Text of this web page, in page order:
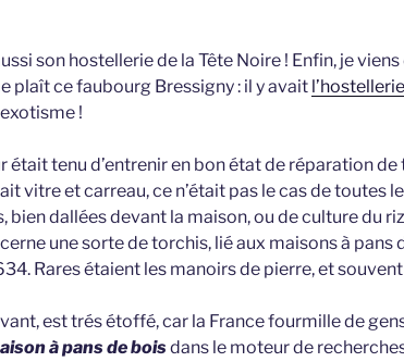
son hostellerie de la Tête Noire ! Enfin, je viens
plaît ce faubourg Bressigny : il y avait
!
était tenu d’entrenir en bon état de réparation de
vitre et carreau, ce n’était pas le cas de toutes
bien dallées devant la maison, ou de culture du
une sorte de torchis, lié aux maisons à pans
Rares étaient les manoirs de pierre, et
est trés étoffé, car la France fourmille de
à pans de bois dans le moteur de